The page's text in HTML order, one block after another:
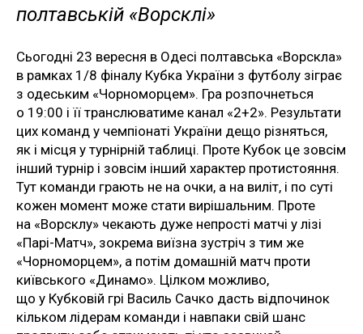
полтавській «Ворсклі»
Сьогодні 23 вересня в Одесі полтавська «Ворскла»
в рамках 1/8 фіналу Кубка України з футболу зіграє
з одеським «Чорноморцем». Гра розпочнеться
о 19:00 і її транслюватиме канал «2+2». Результати
цих команд у чемпіонаті України дещо різняться,
як і місця у турнірній таблиці. Проте Кубок це зовсім
інший турнір і зовсім інший характер протистояння.
Тут команди грають не на очки, а на виліт, і по суті
кожен момент може стати вирішальним. Проте
на «Ворсклу» чекають дуже непрості матчі у лізі
«Парі-Матч», зокрема виїзна зустріч з тим же
«Чорноморцем», а потім домашній матч проти
київського «Динамо». Цілком можливо,
що у Кубковій грі Василь Сачко дасть відпочинок
кільком лідерам команди і навпаки свій шанс